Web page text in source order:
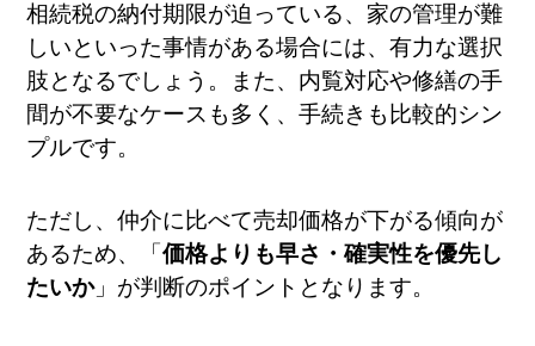
相続税の納付期限が迫っている、家の管理が難
しいといった事情がある場合には、有力な選択
肢となるでしょう。また、内覧対応や修繕の手
間が不要なケースも多く、手続きも比較的シン
プルです。
ただし、仲介に比べて売却価格が下がる傾向が
あるため、「価格よりも早さ・確実性を優先し
たいか」が判断のポイントとなります。